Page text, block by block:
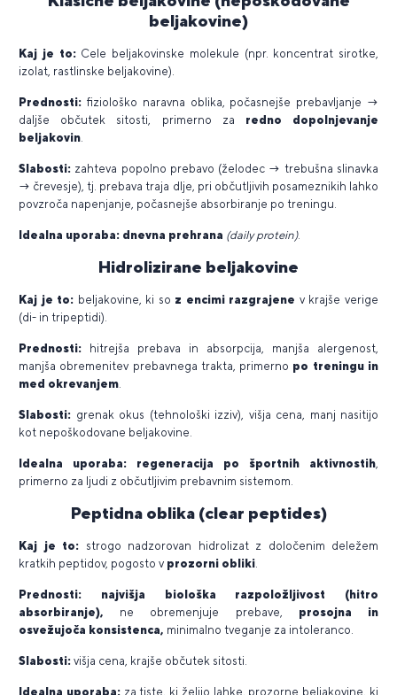
beljakovine)
Kaj je to: Cele beljakovinske molekule (npr. koncentrat sirotke,
izolat, rastlinske beljakovine).
Prednosti: fiziološko naravna oblika, počasnejše prebavljanje →
daljše občutek sitosti, primerno za redno dopolnjevanje
beljakovin
Slabosti: zahteva popolno prebavo (želodec → trebušna slinavka
→ črevesje), tj. prebava traja dlje, pri občutljivih posameznikih lahko
povzroča napenjanje, počasnejše absorbiranje po treningu.
Idealna uporaba: dnevna prehrana (daily protein).
Hidrolizirane beljakovine
Kaj je to: beljakovine, ki so z encimi razgrajene v krajše verige
(di- in tripeptidi).
Prednosti:
hitrejša prebava in absorpcija, manjša alergenost,
manjša obremenitev prebavnega trakta, primerno po treningu in
med okrevanjem
Slabosti: grenak okus (tehnološki izziv), višja cena, manj nasitijo
kot nepoškodovane beljakovine.
Idealna uporaba: regeneracija po športnih aktivnostih
primerno za ljudi z občutljivim prebavnim sistemom.
Peptidna oblika (clear peptides)
Kaj je to: strogo nadzorovan hidrolizat z določenim deležem
kratkih peptidov, pogosto v prozorni obliki
Prednosti: najvišja biološka razpoložljivost (hitro
absorbiranje), ne obremenjuje prebave, prosojna in
osvežujoča konsistenca, minimalno tveganje za intoleranco.
Slabosti: višja cena, krajše občutek sitosti.
Idealna uporaba: za tiste, ki želijo lahke, prozorne beljakovine, ki